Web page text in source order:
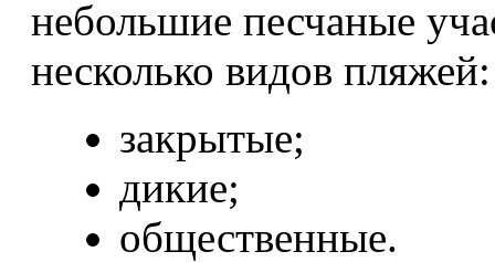
небольшие песчаные
несколько видов пляжей:
закрытые;
дикие;
общественные.